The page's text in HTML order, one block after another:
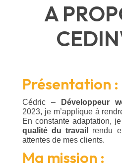
A
Présentation :
Cédric – Développeur
2023, je m’applique à
En constante adaptation,
qualité du travail
rendu
attentes de mes clients.
Ma mission :